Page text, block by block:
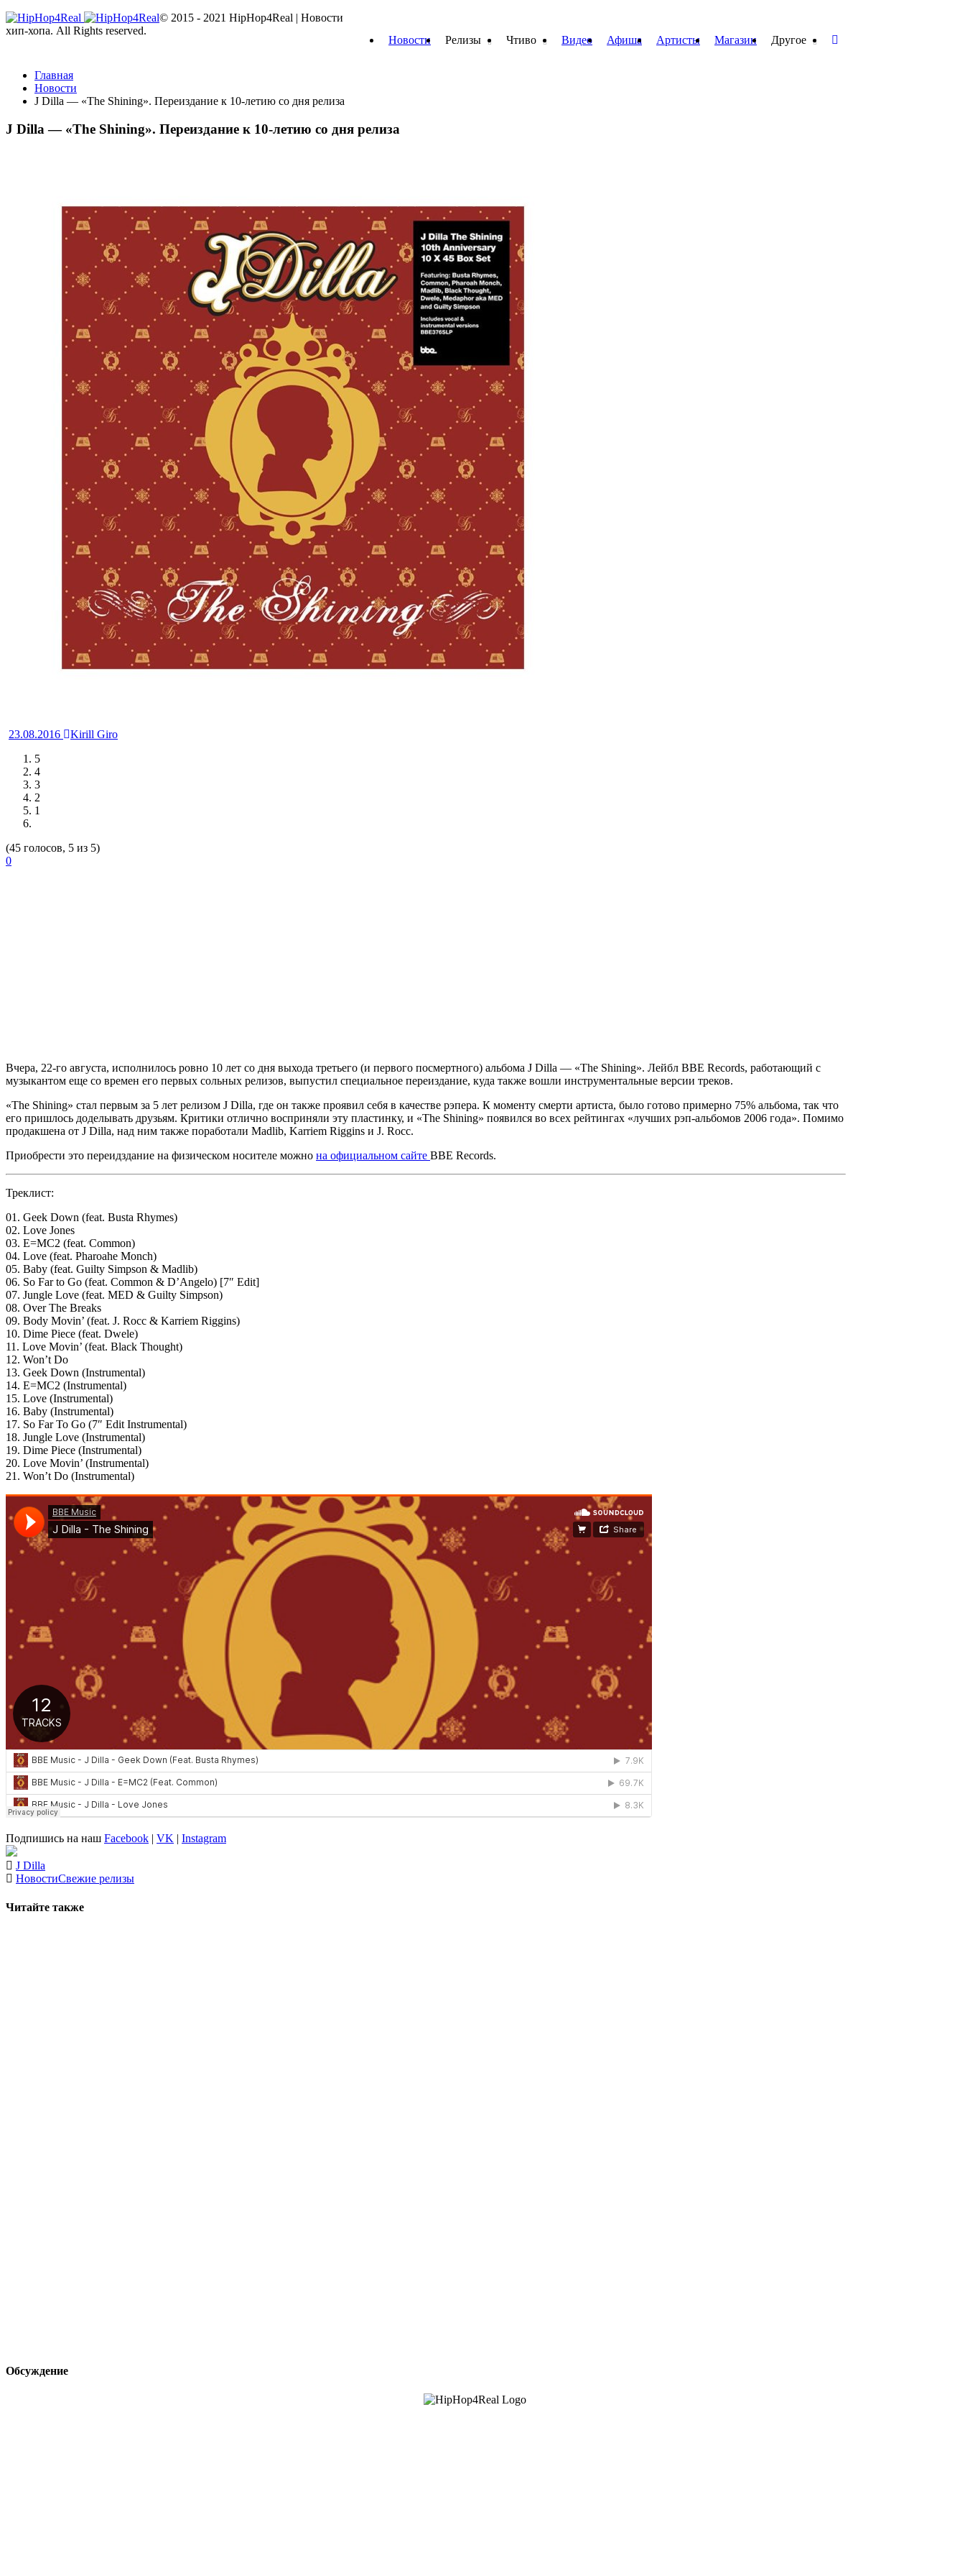
Новости Релизы Чтиво Видео Афиша Артисты Магазин Другое
Главная
Новости
J Dilla — «The Shining». Переиздание к 10-летию со дня релиза
J Dilla — «The Shining». Переиздание к 10-летию со дня релиза
23.08.2016
Kirill Giro
5
4
3
2
1
(45 голосов, 5 из 5)
0
Вчера, 22-го августа, исполнилось ровно 10 лет со дня выхода третьего (и первого посмертного) альбома J Dilla — «The Shining». Лейбл BBE Records, работающий с
музыкантом еще со времен его первых сольных релизов, выпустил специальное переиздание, куда также вошли инструментальные версии треков.
«The Shining» стал первым за 5 лет релизом J Dilla, где он также проявил себя в качестве рэпера. К моменту смерти артиста, было готово примерно 75% альбома, так что
его пришлось доделывать друзьям. Критики отлично восприняли эту пластинку, и «The Shining» появился во всех рейтингах «лучших рэп-альбомов 2006 года». Помимо
продакшена от J Dilla, над ним также поработали Madlib, Karriem Riggins и J. Rocc.
Приобрести это переидздание на физическом носителе можно на официальном сайте BBE Records.
Треклист:
01. Geek Down (feat. Busta Rhymes)
02. Love Jones
03. E=MC2 (feat. Common)
04. Love (feat. Pharoahe Monch)
05. Baby (feat. Guilty Simpson & Madlib)
06. So Far to Go (feat. Common & D’Angelo) [7″ Edit]
07. Jungle Love (feat. MED & Guilty Simpson)
08. Over The Breaks
09. Body Movin’ (feat. J. Rocc & Karriem Riggins)
10. Dime Piece (feat. Dwele)
11. Love Movin’ (feat. Black Thought)
12. Won’t Do
13. Geek Down (Instrumental)
14. E=MC2 (Instrumental)
15. Love (Instrumental)
16. Baby (Instrumental)
17. So Far To Go (7″ Edit Instrumental)
18. Jungle Love (Instrumental)
19. Dime Piece (Instrumental)
20. Love Movin’ (Instrumental)
21. Won’t Do (Instrumental)
Подпишись на наш Facebook | VK | Instagram
J Dilla
НовостиСвежие релизы
Читайте также
Обсуждение
© 2015 - 2021 HipHop4Real | Новости
хип-хопа. All Rights reserved.